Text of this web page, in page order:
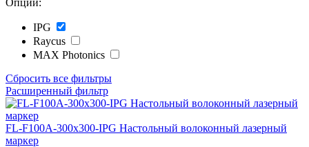
IPG
Raycus
МАХ Photonics
Сбросить все фильтры
Расширенный фильтр
FL-F100A-300x300-IPG Настольный волоконный лазерный
маркер